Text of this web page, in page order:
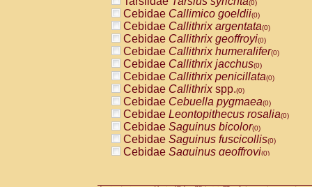
PitheciidaeCallicebus moloch
PitheciidaeCallicebus torquatus
PitheciidaeCallicebusspp.(0)
PitheciidaeChiropotes satanas(0)
PitheciidaePithecia monachus
PitheciidaePithecia pithecia(0)
CercopithecidaeCercocebus agilis
CercopithecidaeCercocebus
CercopithecidaeCercocebus
CercopithecidaeCercocebus
CercopithecidaeCercocebus
CercopithecidaeCercocebushybrid
(0)
Cebidae Callimico goeldii(0)
Cebidae Callithrix argentata(0)
Cebidae Callithrix geoffroyi(0)
Cebidae Callithrix humeralifer(0)
Cebidae Callithrix jacchus(0)
Cebidae Callithrix penicillata(0)
Cebidae Callithrixspp.(0)
Cebidae Cebuella pygmaea(0)
Cebidae Leontopithecus rosalia(0)
Cebidae Saguinus bicolor(0)
Cebidae Saguinus fuscicollis(0)
Cebidae Saguinus geoffroyi(0)